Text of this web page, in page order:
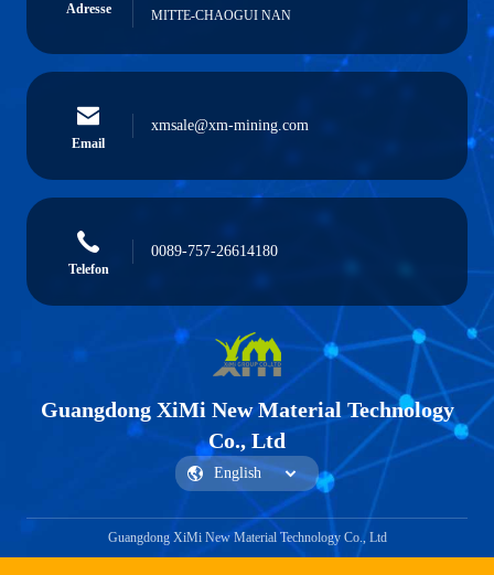
Adresse
MITTE-CHAOGUI NAN
Email
xmsale@xm-mining.com
Telefon
0089-757-26614180
Guangdong XiMi New Material Technology
Co., Ltd
Guangdong XiMi New Material Technology Co., Ltd